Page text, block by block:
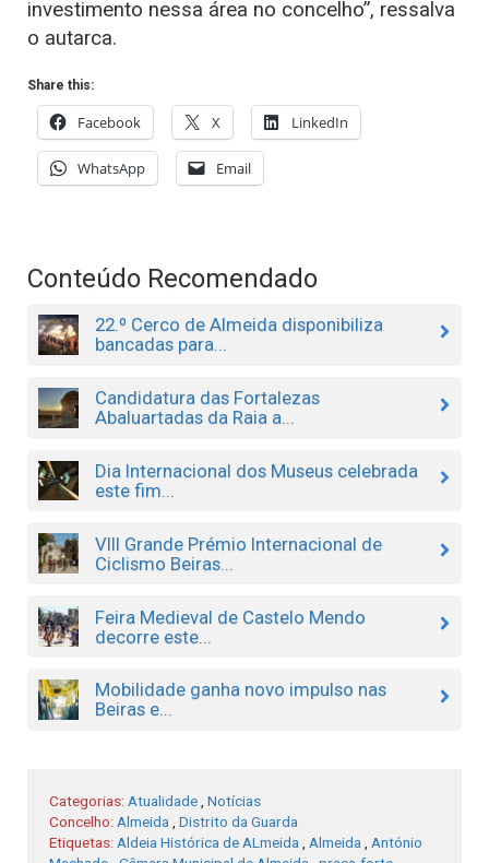
investimento nessa área no concelho”, ressalva
o autarca.
Share this:
Facebook X LinkedIn
WhatsApp Email
Conteúdo Recomendado
22.º Cerco de Almeida disponibiliza
bancadas para...
Candidatura das Fortalezas
Abaluartadas da Raia a...
Dia Internacional dos Museus celebrada
este fim...
VIII Grande Prémio Internacional de
Ciclismo Beiras...
Feira Medieval de Castelo Mendo
decorre este...
Mobilidade ganha novo impulso nas
Beiras e...
Categorias: Atualidade Notícias
Concelho: Almeida
Distrito da Guarda
Etiquetas: Aldeia Histórica de ALmeida Almeida
António